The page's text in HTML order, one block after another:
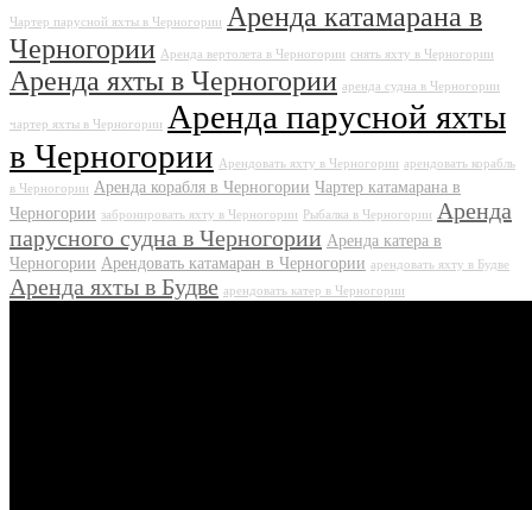
Чартер парусной яхты в Черногории
Аренда катамарана в
Черногории Аренда вертолета в Черногории снять яхту в Черногории
Аренда яхты в Черногории аренда судна в Черногории
чартер яхты в Черногории
Аренда парусной яхты
в Черногории Арендовать яхту в Черногории арендовать корабль
в Черногории Аренда корабля в Черногории Чартер катамарана в
Черногории забронировать яхту в Черногории Рыбалка в Черногории
Аренда
парусного судна в Черногории Аренда катера в
Черногории Арендовать катамаран в Черногории арендовать яхту в Будве
Аренда яхты в Будве арендовать катер в Черногории